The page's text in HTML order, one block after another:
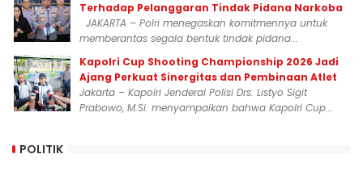
Terhadap Pelanggaran Tindak Pidana Narkoba
JAKARTA – Polri menegaskan komitmennya untuk
memberantas segala bentuk tindak pidana...
Kapolri Cup Shooting Championship 2026 Jadi
Ajang Perkuat Sinergitas dan Pembinaan Atlet
Jakarta – Kapolri Jenderal Polisi Drs. Listyo Sigit
Prabowo, M.Si. menyampaikan bahwa Kapolri Cup...
POLITIK